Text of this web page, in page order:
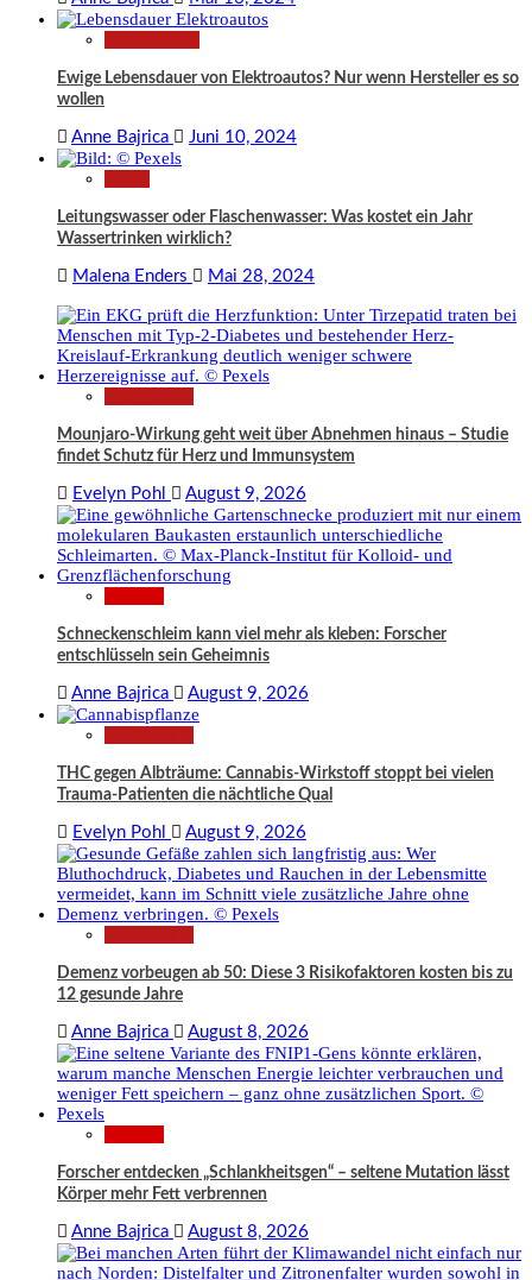
Ewige Lebensdauer von Elektroautos? Nur wenn Hersteller es so
wollen
Anne Bajrica Juni 10, 2024
Leitungswasser oder Flaschenwasser: Was kostet ein Jahr
Wassertrinken wirklich?
Malena Enders Mai 28, 2024
Mounjaro-Wirkung geht weit über Abnehmen hinaus – Studie
findet Schutz für Herz und Immunsystem
Evelyn Pohl August 9, 2026
Schneckenschleim kann viel mehr als kleben: Forscher
entschlüsseln sein Geheimnis
Anne Bajrica August 9, 2026
THC gegen Albträume: Cannabis-Wirkstoff stoppt bei vielen
Trauma-Patienten die nächtliche Qual
Evelyn Pohl August 9, 2026
Demenz vorbeugen ab 50: Diese 3 Risikofaktoren kosten bis zu
12 gesunde Jahre
Anne Bajrica August 8, 2026
Forscher entdecken „Schlankheitsgen“ – seltene Mutation lässt
Körper mehr Fett verbrennen
Anne Bajrica August 8, 2026